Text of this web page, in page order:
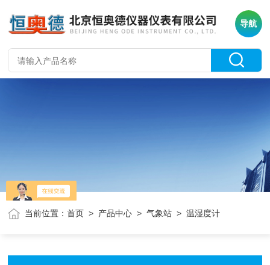
导航
当前位置：首页 > 产品中心 >气象站 > 温湿度计